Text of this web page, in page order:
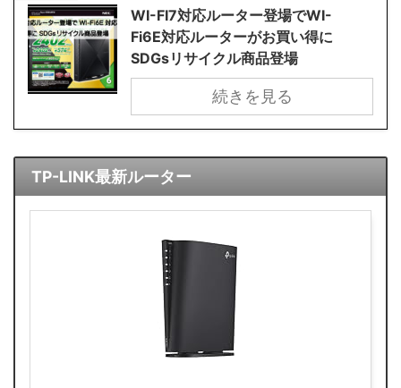
WI-FI7対応ルーター登場でWI-
Fi6E対応ルーターがお買い得に
SDGsリサイクル商品登場
続きを見る
TP-LINK最新ルーター